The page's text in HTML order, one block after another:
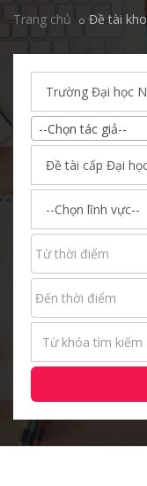
Trang chủ Đề tài
--Chọn tác giả--